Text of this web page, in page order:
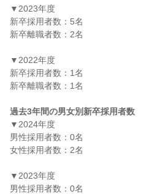
▼2023年度
新卒採用者数：5名
新卒離職者数：2名
▼2022年度
新卒採用者数：1名
新卒離職者数：1名
過去3年間の男女別新卒採用者数
▼2024年度
男性採用者数：0名
女性採用者数：2名
▼2023年度
男性採用者数：0名